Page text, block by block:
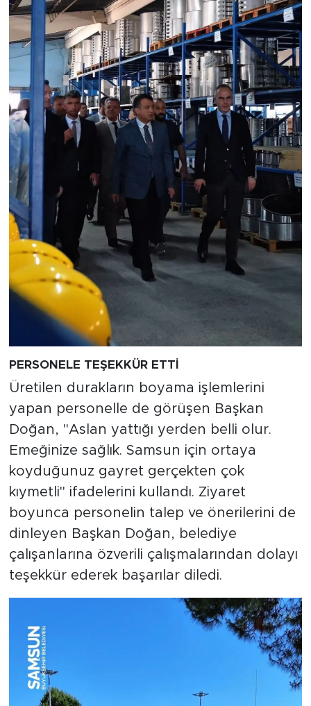
PERSONELE TEŞEKKÜR ETTİ
Üretilen durakların boyama işlemlerini
yapan personelle de görüşen Başkan
Doğan, "Aslan yattığı yerden belli olur.
Emeğinize sağlık. Samsun için ortaya
koyduğunuz gayret gerçekten çok
kıymetli" ifadelerini kullandı. Ziyaret
boyunca personelin talep ve önerilerini de
dinleyen Başkan Doğan, belediye
çalışanlarına özverili çalışmalarından dolayı
teşekkür ederek başarılar diledi.